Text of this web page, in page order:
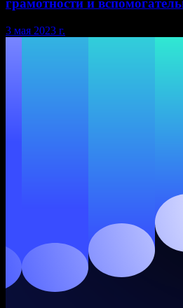
грамотности и
3 мая 2023 г.